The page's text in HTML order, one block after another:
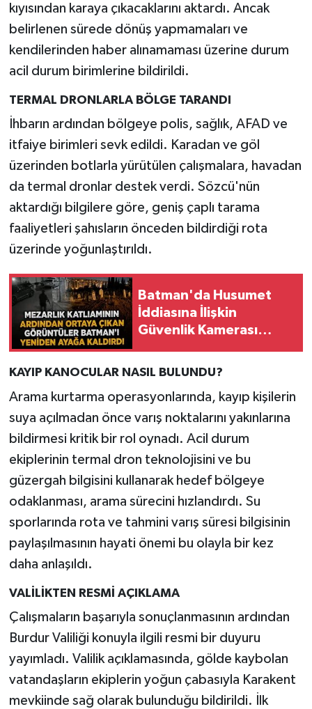
kıyısından karaya çıkacaklarını aktardı. Ancak
belirlenen sürede dönüş yapmamaları ve
kendilerinden haber alınamaması üzerine durum
acil durum birimlerine bildirildi.
TERMAL DRONLARLA BÖLGE TARANDI
İhbarın ardından bölgeye polis, sağlık, AFAD ve
itfaiye birimleri sevk edildi. Karadan ve göl
üzerinden botlarla yürütülen çalışmalara, havadan
da termal dronlar destek verdi. Sözcü'nün
aktardığı bilgilere göre, geniş çaplı tarama
faaliyetleri şahısların önceden bildirdiği rota
üzerinde yoğunlaştırıldı.
Batman'da Husumet
İddiasına İlişkin
Güvenlik Kamerası
KAYIP KANOCULAR NASIL BULUNDU?
Arama kurtarma operasyonlarında, kayıp kişilerin
suya açılmadan önce varış noktalarını yakınlarına
bildirmesi kritik bir rol oynadı. Acil durum
ekiplerinin termal dron teknolojisini ve bu
güzergah bilgisini kullanarak hedef bölgeye
odaklanması, arama sürecini hızlandırdı. Su
sporlarında rota ve tahmini varış süresi bilgisinin
paylaşılmasının hayati önemi bu olayla bir kez
daha anlaşıldı.
VALİLİKTEN RESMİ AÇIKLAMA
Çalışmaların başarıyla sonuçlanmasının ardından
Burdur Valiliği konuyla ilgili resmi bir duyuru
yayımladı. Valilik açıklamasında, gölde kaybolan
vatandaşların ekiplerin yoğun çabasıyla Karakent
mevkiinde sağ olarak bulunduğu bildirildi. İlk